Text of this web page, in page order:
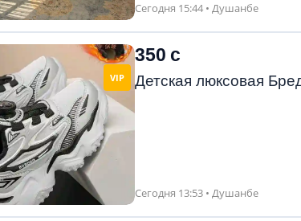
Сегодня 15:44 • Душанбе
VIP
350 с
Детская люксовая
Сегодня 13:53 • Душанбе